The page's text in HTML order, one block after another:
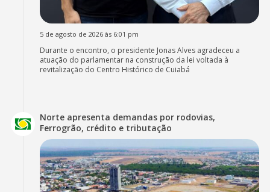
5 de agosto de 2026 às 6:01 pm
Durante o encontro, o presidente Jonas Alves agradeceu a
atuação do parlamentar na construção da lei voltada à
revitalização do Centro Histórico de Cuiabá
Norte apresenta demandas por rodovias,
Ferrogrão, crédito e tributação